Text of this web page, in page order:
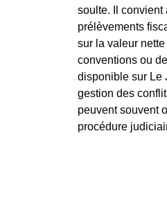
soulte. Il convient
prélèvements
sur la valeur
conventions ou
disponible sur Le
gestion des
peuvent souvent
procédure